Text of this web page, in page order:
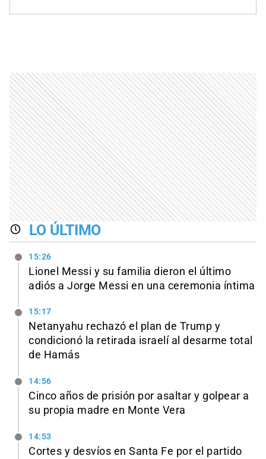
LO ÚLTIMO
15:26
Lionel Messi y su familia dieron el último
adiós a Jorge Messi en una ceremonia íntima
15:17
Netanyahu rechazó el plan de Trump y
condicionó la retirada israelí al desarme total
de Hamás
14:56
Cinco años de prisión por asaltar y golpear a
su propia madre en Monte Vera
14:53
Cortes y desvíos en Santa Fe por el partido